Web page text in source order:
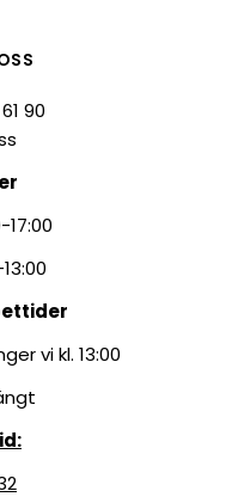
90
vi kl. 13:00